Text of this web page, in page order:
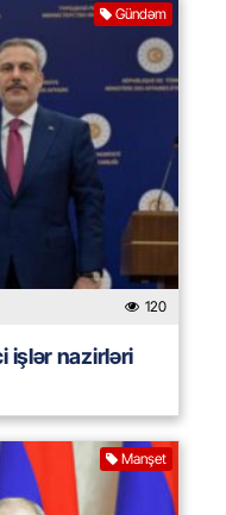
Gündəm
120
işlər nazirləri
Manşet